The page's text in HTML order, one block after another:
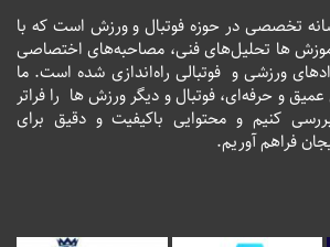
تخصصی در حوزه فوتبال و ورزش است که با
ها تحلیل‌های فنی، مصاحبه‌های اختصاصی
ورزشی و فوتبالی راه‌اندازی شده است. ما
و حرفه‌ای، فوتبال و دیگر ورزش ها را فراتر
کنیم و محتوایی باکیفیت و دقیق برای
فراهم آوریم.